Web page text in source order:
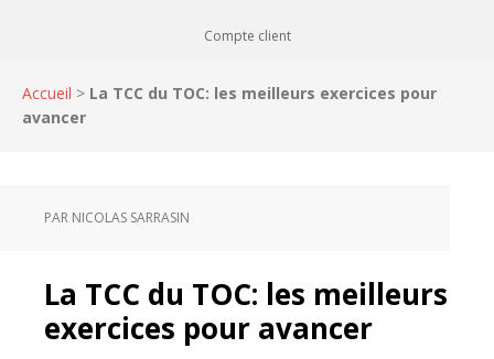
Compte client
Accueil > La TCC du TOC: les meilleurs exercices pour
avancer
PAR NICOLAS SARRASIN
La TCC du TOC: les meilleurs
exercices pour avancer